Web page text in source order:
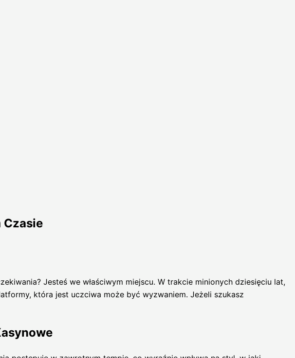
Czasie
Jesteś we właściwym miejscu. W trakcie minionych dziesięciu lat,
która jest uczciwa może być wyzwaniem. Jeżeli szukasz